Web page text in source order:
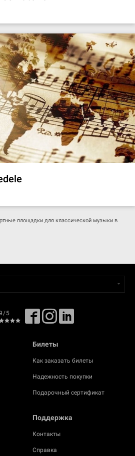
площадки для классической музыки в
5
Билеты
Как заказать билеты
Надежность покупки
Подарочный сертификат
Поддержка
Контакты
Справка